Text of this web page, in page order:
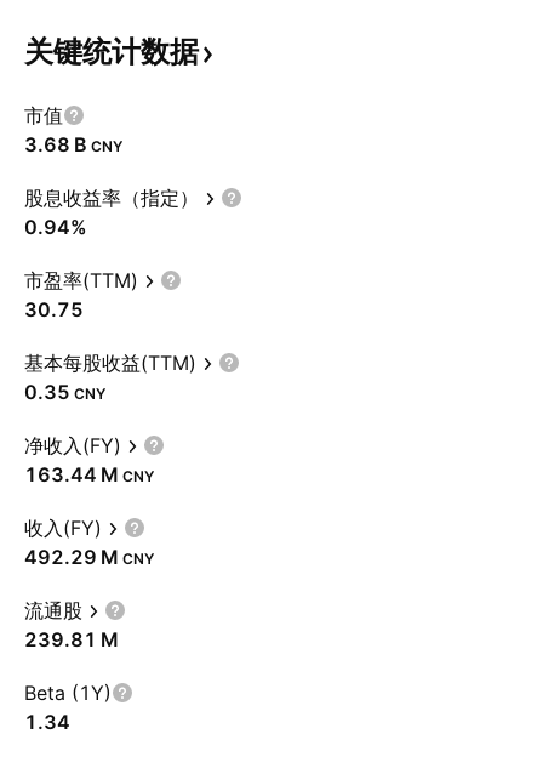
关键统计数据
市值
‪3.68 B‬ CNY
股息收益率（指定）
0.94%
市盈率(TTM)
30.75
基本每股收益(TTM)
0.35 CNY
净收入(FY)
‪163.44 M‬ CNY
收入(FY)
‪492.29 M‬ CNY
流通股
‪239.81 M‬
Beta (1Y)
1.34